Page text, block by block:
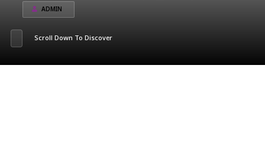
ADMIN
Scroll Down To Discover